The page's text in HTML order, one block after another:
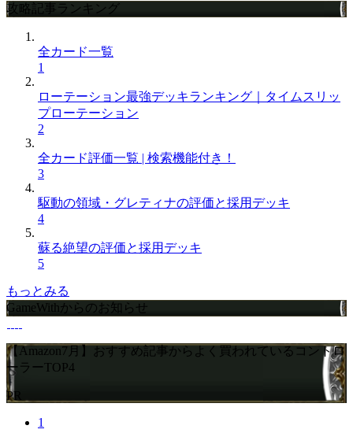
攻略記事ランキング
全カード一覧
1
ローテーション最強デッキランキング｜タイムスリッ
プローテーション
2
全カード評価一覧 | 検索機能付き！
3
駆動の領域・グレティナの評価と採用デッキ
4
蘇る絶望の評価と採用デッキ
5
もっとみる
GameWithからのお知らせ
【Amazon7月】おすすめ記事からよく買われているコントロ
ーラーTOP4
PR
1